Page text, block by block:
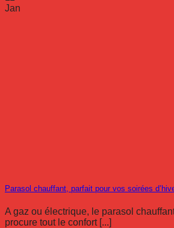
Jan
Parasol chauffant, parfait pour vos soirées
A gaz ou électrique, le parasol
procure tout le confort [...]